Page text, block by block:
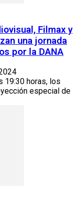
Filmax y
una jornada
por la DANA
19:30 horas, los
especial de